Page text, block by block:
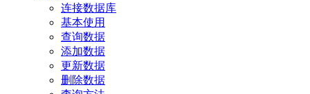
连接数据库
基本使用
查询数据
添加数据
更新数据
删除数据